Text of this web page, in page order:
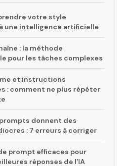
votre style
une intelligence artificielle
: la méthode
pour les tâches complexes
et instructions
: comment ne plus répéter
donnent des
: 7 erreurs à corriger
prompt efficaces pour
réponses de l’IA